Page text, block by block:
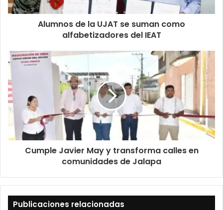
Alumnos de la UJAT se suman como
alfabetizadores del IEAT
Cumple Javier May y transforma calles en
comunidades de Jalapa
Publicaciones relacionadas